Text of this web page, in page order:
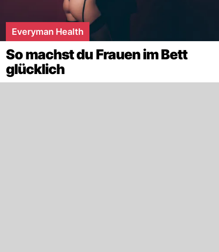
Everyman Health
So machst du Frauen im Bett
glücklich